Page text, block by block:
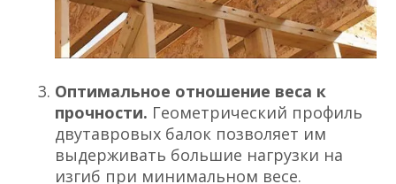
Оптимальное отношение веса к
прочности. Геометрический профиль
двутавровых балок позволяет им
выдерживать большие нагрузки на
изгиб при минимальном весе.